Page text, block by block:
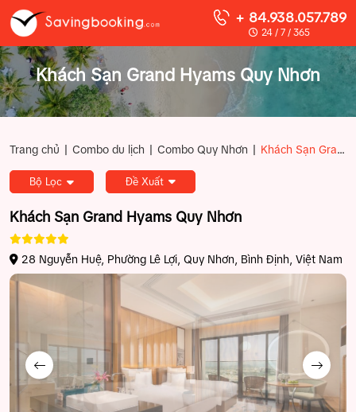
+ 84.938.057.789
24 / 7 / 365
Khách Sạn Grand Hyams Quy Nhơn
Trang chủ | Combo du lịch | Combo Quy Nhơn | Khách Sạn Grand Hyams Quy Nhơn
Bộ Lọc Đề Xuất
Khách Sạn Grand Hyams Quy Nhơn
28 Nguyễn Huệ, Phường Lê Lợi, Quy Nhơn, Bình Định, Việt Nam